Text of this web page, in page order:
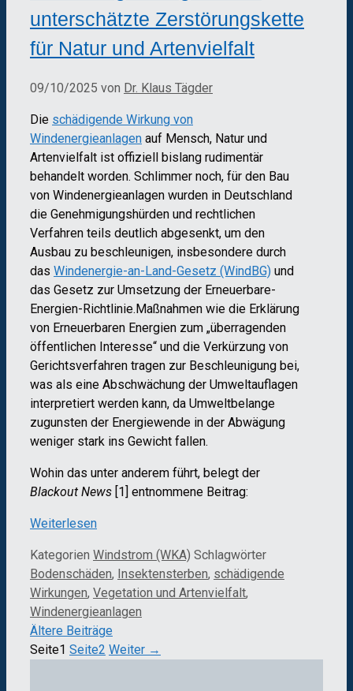
unterschätzte Zerstörungskette
für Natur und Artenvielfalt
09/10/2025 von Dr. Klaus Tägder
Die schädigende Wirkung von
Windenergieanlagen auf Mensch, Natur und
Artenvielfalt ist offiziell bislang rudimentär
behandelt worden. Schlimmer noch, für den Bau
von Windenergieanlagen wurden in Deutschland
die Genehmigungshürden und rechtlichen
Verfahren teils deutlich abgesenkt, um den
Ausbau zu beschleunigen, insbesondere durch
das Windenergie-an-Land-Gesetz (WindBG) und
das Gesetz zur Umsetzung der Erneuerbare-
Energien-Richtlinie. Maßnahmen wie die Erklärung
von Erneuerbaren Energien zum „überragenden
öffentlichen Interesse“ und die Verkürzung von
Gerichtsverfahren tragen zur Beschleunigung bei,
was als eine Abschwächung der Umweltauflagen
interpretiert werden kann, da Umweltbelange
zugunsten der Energiewende in der Abwägung
weniger stark ins Gewicht fallen.
Wohin das unter anderem führt, belegt der
Blackout News [1] entnommene Beitrag:
Weiterlesen
Kategorien Windstrom (WKA) Schlagwörter
Bodenschäden, Insektensterben, schädigende
Wirkungen, Vegetation und Artenvielfalt,
Windenergieanlagen
Ältere Beiträge
Seite1 Seite2 Weiter →